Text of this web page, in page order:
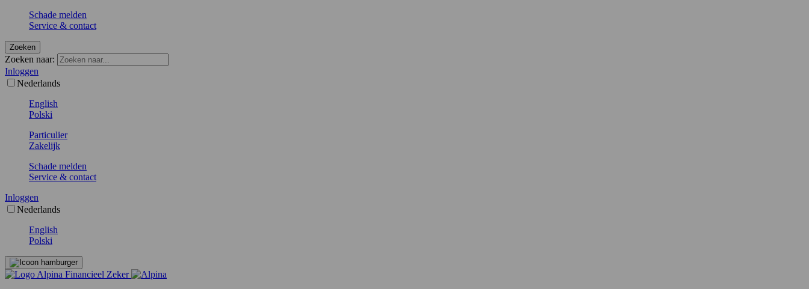
Schade melden
Service & contact
Zoeken
Zoeken naar:
Inloggen
Nederlands
English
Polski
Particulier
Zakelijk
Schade melden
Service & contact
Inloggen
Nederlands
English
Polski